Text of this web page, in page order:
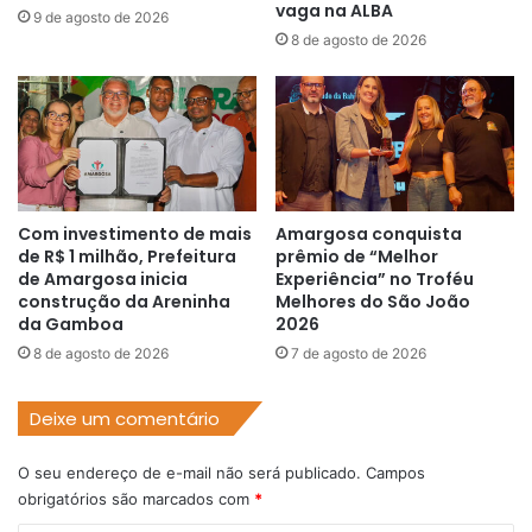
9 de agosto de 2026
vaga na ALBA
8 de agosto de 2026
Com investimento de mais
de R$ 1 milhão, Prefeitura
de Amargosa inicia
construção da Areninha
da Gamboa
8 de agosto de 2026
Amargosa conquista
prêmio de “Melhor
Experiência” no Troféu
Melhores do São João
2026
7 de agosto de 2026
Deixe um comentário
O seu endereço de e-mail não será publicado. Campos
obrigatórios são marcados com *